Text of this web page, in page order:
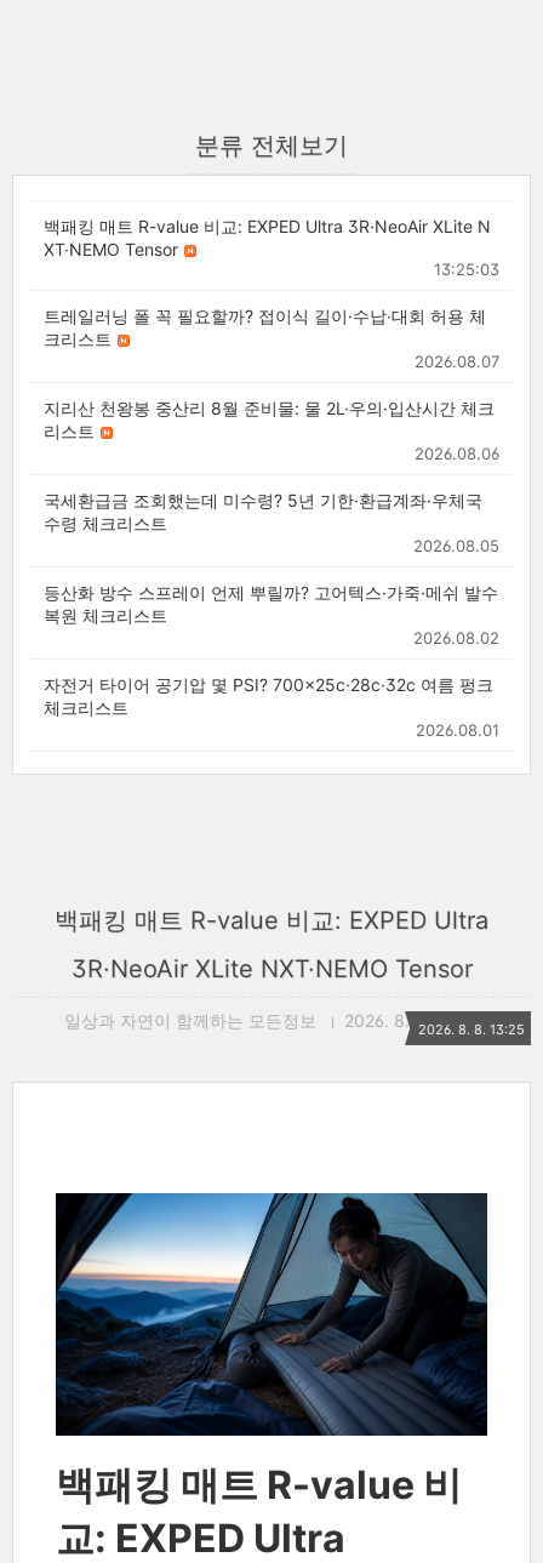
분류 전체보기
백패킹 매트 R-value 비교: EXPED Ultra 3R·NeoAir XLite N
XT·NEMO Tensor
13:25:03
트레일러닝 폴 꼭 필요할까? 접이식 길이·수납·대회 허용 체
크리스트
2026.08.07
지리산 천왕봉 중산리 8월 준비물: 물 2L·우의·입산시간 체크
리스트
2026.08.06
국세환급금 조회했는데 미수령? 5년 기한·환급계좌·우체국
수령 체크리스트
2026.08.05
등산화 방수 스프레이 언제 뿌릴까? 고어텍스·가죽·메쉬 발수
복원 체크리스트
2026.08.02
자전거 타이어 공기압 몇 PSI? 700x25c·28c·32c 여름 펑크
체크리스트
2026.08.01
백패킹 매트 R-value 비교: EXPED Ultra
3R·NeoAir XLite NXT·NEMO Tensor
일상과 자연이 함께하는 모든정보 2026. 8. 8. 13:25
2026. 8. 8. 13:25
백패킹 매트 R-value 비
교: EXPED Ultra